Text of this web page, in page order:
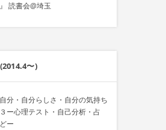
読書会@埼玉
〜)
分・自分らしさ・自分の気持ち
ー心理テスト・自己分析・占
ー